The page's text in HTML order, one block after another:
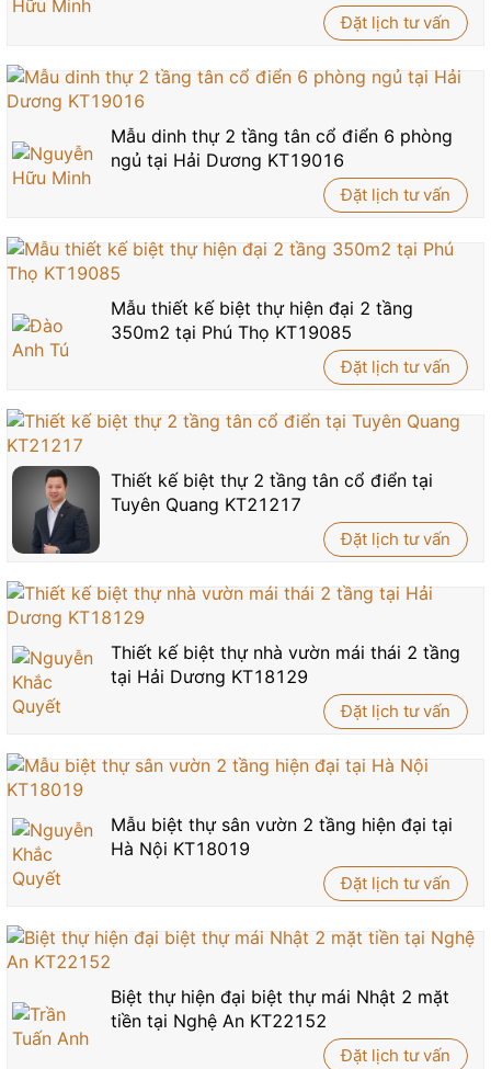
Đặt lịch tư vấn
Mẫu dinh thự 2 tầng tân cổ điển 6 phòng
ngủ tại Hải Dương KT19016
Đặt lịch tư vấn
Mẫu thiết kế biệt thự hiện đại 2 tầng
350m2 tại Phú Thọ KT19085
Đặt lịch tư vấn
Thiết kế biệt thự 2 tầng tân cổ điển tại
Tuyên Quang KT21217
Đặt lịch tư vấn
Thiết kế biệt thự nhà vườn mái thái 2 tầng
tại Hải Dương KT18129
Đặt lịch tư vấn
Mẫu biệt thự sân vườn 2 tầng hiện đại tại
Hà Nội KT18019
Đặt lịch tư vấn
Biệt thự hiện đại biệt thự mái Nhật 2 mặt
tiền tại Nghệ An KT22152
Đặt lịch tư vấn